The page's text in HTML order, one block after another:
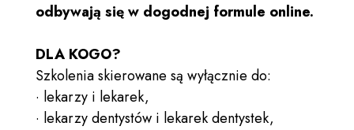
odbywają się w dogodnej formule online.
DLA KOGO?
Szkolenia skierowane są wyłącznie do:
· lekarzy i lekarek,
· lekarzy dentystów i lekarek dentystek,